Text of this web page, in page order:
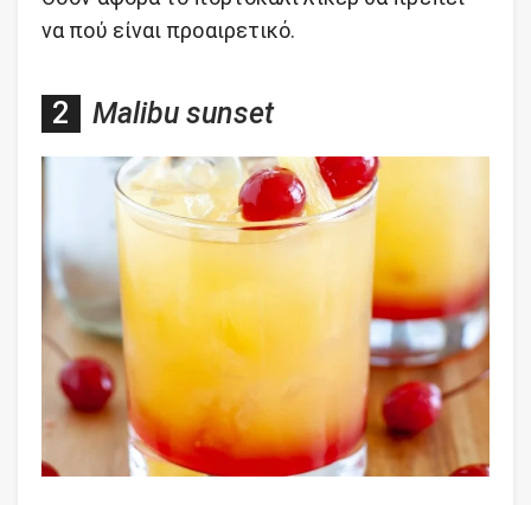
να πού είναι προαιρετικό.
Malibu sunset